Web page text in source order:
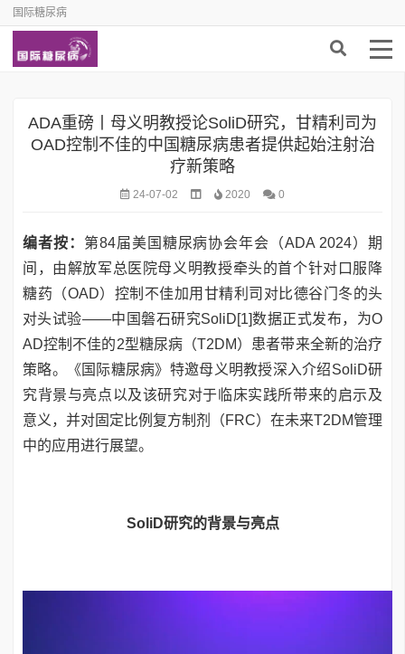
国际糖尿病
ADA重磅丨母义明教授论SoliD研究，甘精利司为
OAD控制不佳的中国糖尿病患者提供起始注射治
疗新策略
24-07-02 2020 0
编者按： 第84届美国糖尿病协会年会（ADA 2024）期
间，由解放军总医院母义明教授牵头的首个针对口服降
糖药（OAD）控制不佳加用甘精利司对比德谷门冬的头
对头试验——中国磐石研究SoliD[1]数据正式发布，为O
AD控制不佳的2型糖尿病（T2DM）患者带来全新的治疗
策略。《国际糖尿病》特邀母义明教授深入介绍SoliD研
究背景与亮点以及该研究对于临床实践所带来的启示及
意义，并对固定比例复方制剂（FRC）在未来T2DM管理
中的应用进行展望。
SoliD研究的背景与亮点